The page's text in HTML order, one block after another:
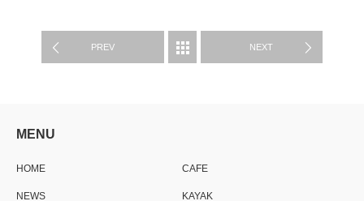
PREV
WORK NEXT
MENU
HOME
NEWS
CAFE
KAYAK